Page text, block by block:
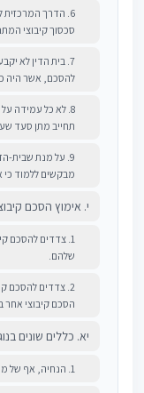
6. הדרך המרכזית
סכסוך קיבוצי
7. בית הדין לא
להסכם, אשר היה
8. לא כל עמידה
תחייב מתן סעד
9. על מנת שבית-
מבקשים ללמוד כי
י. אימוץ הסכם
1. צדדים להסכם
שלהם.
2. צדדים להסכם
הסכם קיבוצי אחר
יא. כללים שונים
1. הנחיה, אף של ממשלה, אינה יכולה לסתור הוראה שבהסכם קיבוצי.